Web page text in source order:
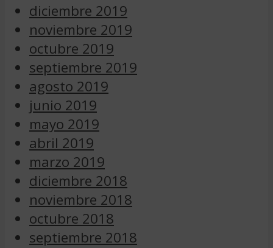
diciembre 2019
noviembre 2019
octubre 2019
septiembre 2019
agosto 2019
junio 2019
mayo 2019
abril 2019
marzo 2019
diciembre 2018
noviembre 2018
octubre 2018
septiembre 2018